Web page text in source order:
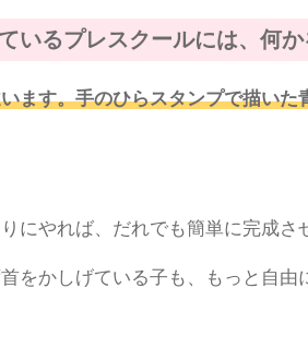
いるプレスクールには、何
ます。手のひらスタンプで描い
にやれば、だれでも簡単に完成さ
をかしげている子も、もっと自